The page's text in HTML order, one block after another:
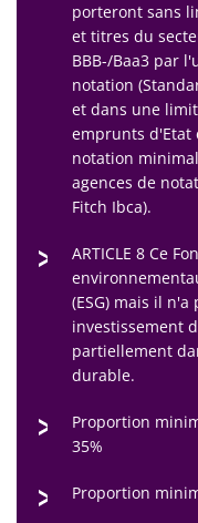
porteront sans
et titres du
BBB-/Baa3 par
notation
et dans une
emprunts d'Etat
notation
agences de
Fitch Ibca).
ARTICLE 8 Ce
(ESG) mais il
investissement
partiellement
durable.
Proportion
35%
Proportion